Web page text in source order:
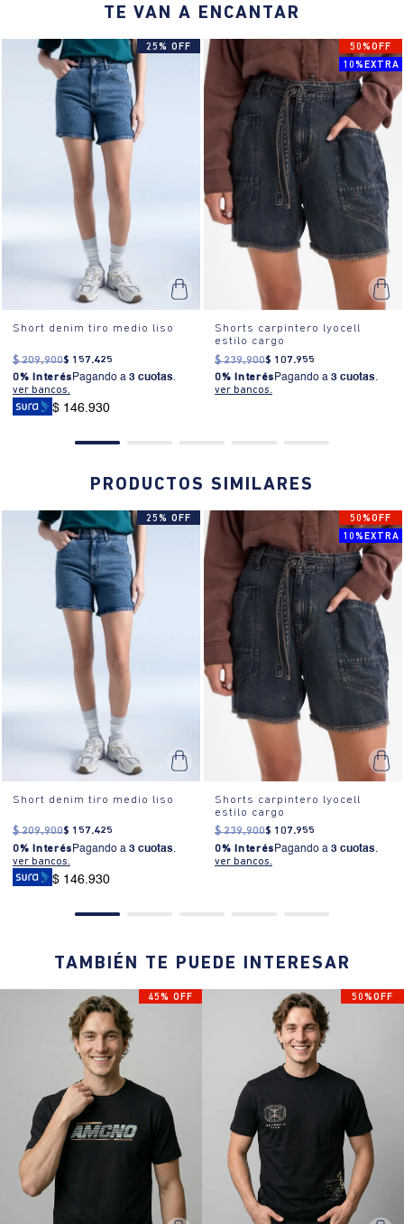
¿Cómo se usa?:Ideales para salidas casuales, paseos al aire libre
TE VAN A ENCANTAR
25% OFF
Short denim tiro medio liso
$ 209.900$ 157.425
0% Interés Pagando a 3 cuotas.
ver bancos.
$ 146.930
50%OFF
10%EXTRA
Shorts carpintero lyocell
estilo cargo
$ 239.900$ 107.955
0% Interés Pagando a 3 cuotas.
ver bancos.
PRODUCTOS SIMILARES
25% OFF
Short denim tiro medio liso
$ 209.900$ 157.425
0% Interés Pagando a 3 cuotas.
ver bancos.
$ 146.930
50%OFF
10%EXTRA
Shorts carpintero lyocell
estilo cargo
$ 239.900$ 107.955
0% Interés Pagando a 3 cuotas.
ver bancos.
TAMBIÉN TE PUEDE INTERESAR
45% OFF 50%OFF